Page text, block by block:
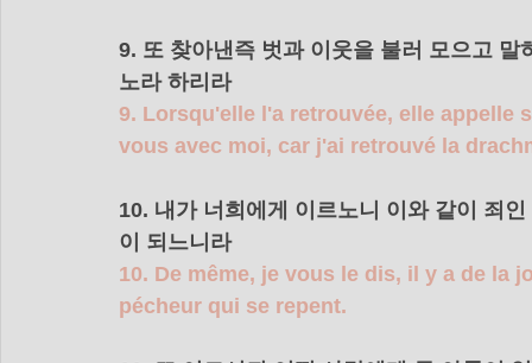
9. 또 찾아낸즉 벗과 이웃을 불러 모으고
노라 하리라
9. Lorsqu'elle l'a retrouvée, elle appelle
vous avec moi, car j'ai retrouvé la
10. 내가 너희에게 이르노니 이와 같이 죄
이 되느니라
10. De même, je vous le dis, il y a de la
pécheur qui se repent.